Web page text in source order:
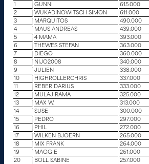
1
GUNNI 615.000
2
WUKADINOWITSCH SIMON 611.000
3
MARQUITOS 490.000
4
MAUS ANDREAS 439.000
5
4 MAMA 393.000
6
THEWES STEFAN 363.000
7
DIEGO 360.000
8
NIJO2008 340.000
9
JULIEN 338.000
10
HIGHROLLERCHRIS 337.000
11
REBER DARIUS 333.000
12
MULAJ RAMA 325.000
13
MAX W. 313.000
14
SUSE 300.000
15
PEDRO 297.000
16
PHIL 272.000
17
WILKEN BJOERN 265.000
18
MIX FRANK 264.000
19
MAGGIE 261.000
20
BOLL SABINE 257.000